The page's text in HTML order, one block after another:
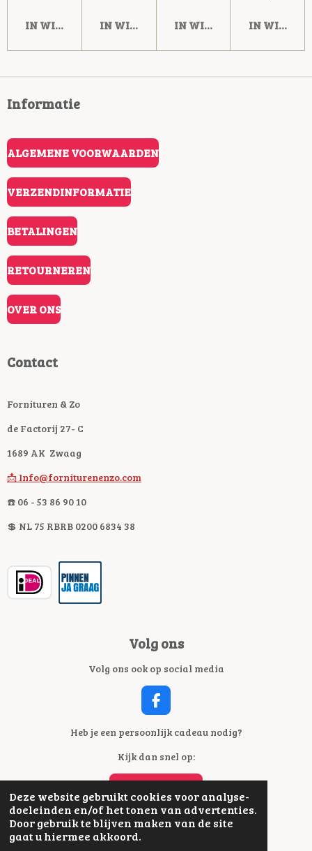
Deze website gebruikt cookies voor analyse-
doeleinden en/of het tonen van advertenties.
Door gebruik te blijven maken van de site
gaat u hiermee akkoord.
IN WINKELWAGENIN WINKELWAGENIN WINKELWAGEN
IN
Informatie
ALGEMENE VOORWAARDEN
VERZENDINFORMATIE
BETALINGEN
RETOURNEREN
OVER ONS
Contact
Fornituren & Zo
de Factorij 27- C
1689 AK Zwaag
📩 Info@forniturenenzo.com
☎️ 06 - 53 86 90 10
💲 NL 75 RBRB 0200 6834 38
Volg ons
Volg ons ook op social media
F
A
C
B
O
O
K
Heb je een persoonlijk cadeau nodig?
Kijk dan snel op:
KRAAMGIFTS.NL